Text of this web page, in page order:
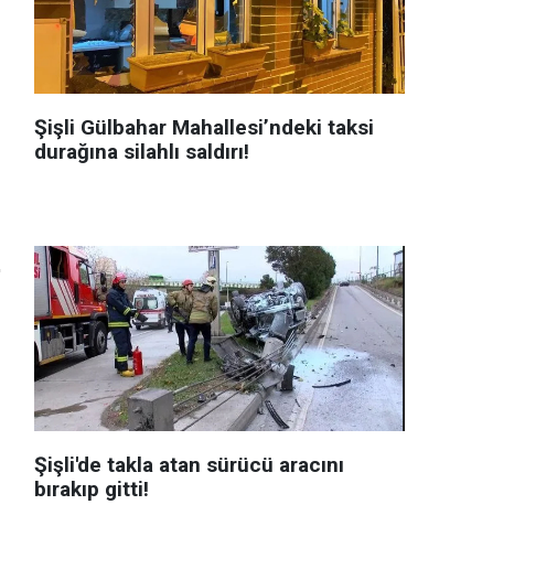
Şişli Gülbahar Mahallesi’ndeki taksi
durağına silahlı saldırı!
Şişli'de takla atan sürücü aracını
bırakıp gitti!